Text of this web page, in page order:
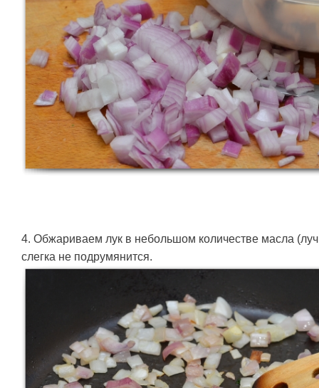
4. Обжариваем лук в небольшом количестве масла
слегка не подрумянится.